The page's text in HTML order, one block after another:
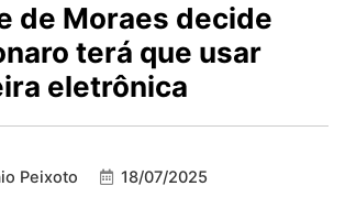
de Moraes decide
terá que usar
eletrônica
Peixoto 18/07/2025